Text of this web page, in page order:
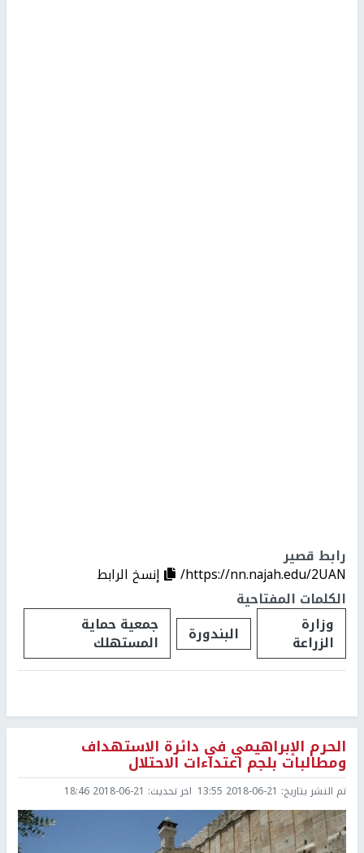
رابط قصير
https://nn.najah.edu/2UAN/
إنسخ الرابط
الكلمات المفتاحية
وزارة
الزراعة البندورة جمعية حماية
المستهلك
الحرم الإبراهيمي في دائرة الاستهداف
ومطالبات بلجم اعتداءات الاحتلال
تم النشر بتاريخ: 2018-06-21 13:55 اخر تحديث: 2018-06-21 18:46